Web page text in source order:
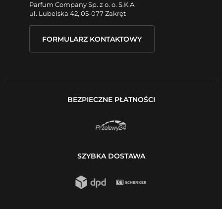
Parfum Company Sp. z o. o. S.K.A.
ul. Lubelska 42, 05-077 Zakręt
FORMULARZ KONTAKTOWY
BEZPIECZNE PŁATNOŚCI
SZYBKA DOSTAWA